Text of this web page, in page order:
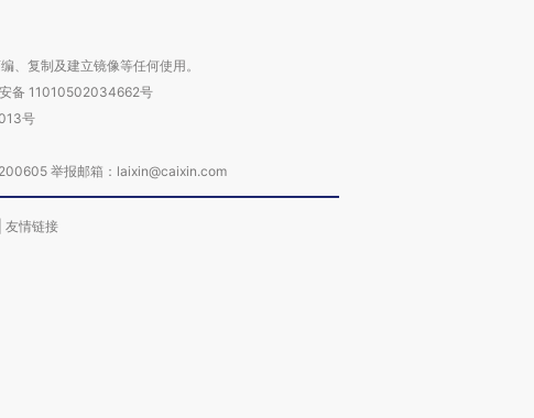
、复制及建立镜像等任何使用。
备 11010502034662号
号
举报邮箱：laixin@caixin.com
友情链接